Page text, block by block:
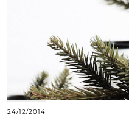
24/12/2014